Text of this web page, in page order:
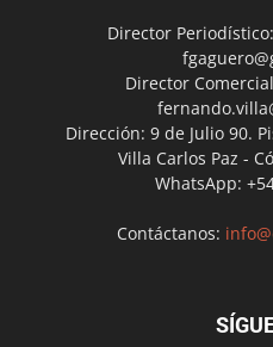
Director
Director
Dirección: 9 de Julio 90.
Villa Carlos Paz -
WhatsApp:
Contáctanos: